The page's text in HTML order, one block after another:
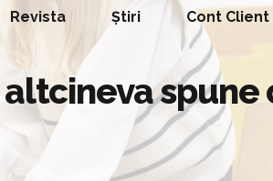
Revista Știri Cont Client
spune